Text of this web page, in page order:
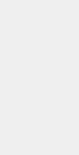
Toplam tutarları
son 12 aylık
(Kaynak:
anlaşması ile
isimli